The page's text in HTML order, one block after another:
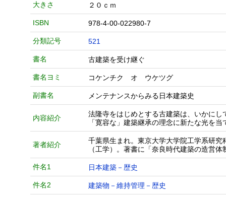
大きさ ２０ｃｍ
ISBN 978-4-00-022980-7
分類記号 521
書名 古建築を受け継ぐ
書名ヨミ コケンチク オ ウケツグ
副書名 メンテナンスからみる日本建築史
内容紹介
法隆寺をはじめとする古建築は、いかに
「寛容な」建築継承の理念に新たな光を
著者紹介
千葉県生まれ。東京大学大学院工学系研
（工学）。著書に「奈良時代建築の造営
件名1 日本建築－歴史
件名2 建築物－維持管理－歴史